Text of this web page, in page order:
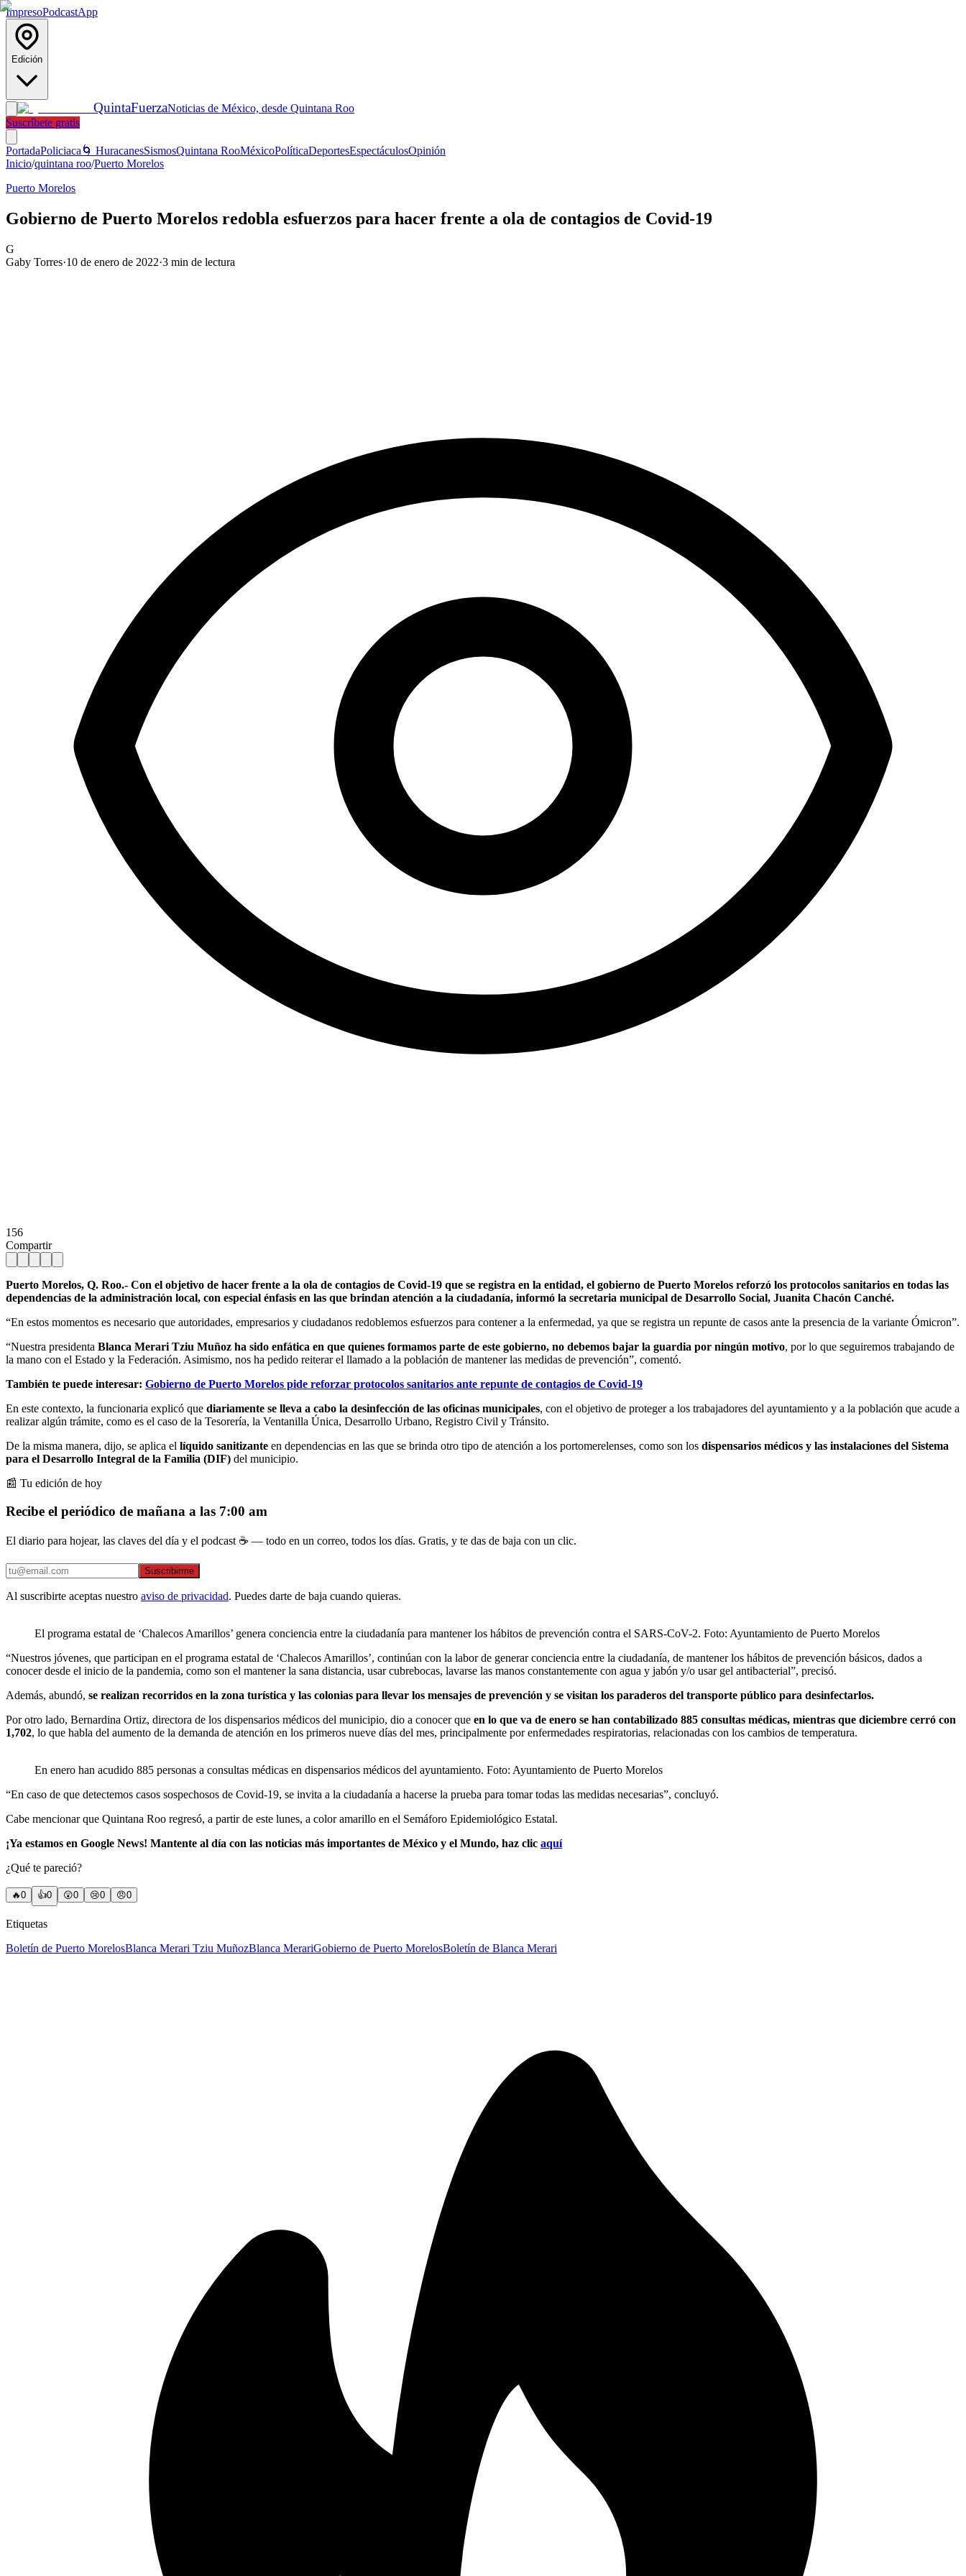
ImpresoPodcastApp
Edición
QuintaFuerzaNoticias de México, desde Quintana Roo
Suscríbete gratis
PortadaPoliciaca 🌀 HuracanesSismosQuintana RooMéxicoPolíticaDeportesEspectáculosOpinión
Inicio/quintana roo/Puerto Morelos
Puerto Morelos
Gobierno de Puerto Morelos redobla esfuerzos para hacer frente a ola de contagios de Covid-19
G
Gaby Torres·10 de enero de 2022·3 min de lectura
156
Compartir
Puerto Morelos, Q. Roo.- Con el objetivo de hacer frente a la ola de contagios de Covid-19 que se registra en la entidad, el gobierno de Puerto Morelos reforzó los protocolos sanitarios en todas las
dependencias de la administración local, con especial énfasis en las que brindan atención a la ciudadanía, informó la secretaria municipal de Desarrollo Social, Juanita Chacón Canché.
“En estos momentos es necesario que autoridades, empresarios y ciudadanos redoblemos esfuerzos para contener a la enfermedad, ya que se registra un repunte de casos ante la presencia de la variante Ómicron”.
“Nuestra presidenta Blanca Merari Tziu Muñoz ha sido enfática en que quienes formamos parte de este gobierno, no debemos bajar la guardia por ningún motivo, por lo que seguiremos trabajando de
la mano con el Estado y la Federación. Asimismo, nos ha pedido reiterar el llamado a la población de mantener las medidas de prevención”, comentó.
También te puede interesar: Gobierno de Puerto Morelos pide reforzar protocolos sanitarios ante repunte de contagios de Covid-19
En este contexto, la funcionaria explicó que diariamente se lleva a cabo la desinfección de las oficinas municipales, con el objetivo de proteger a los trabajadores del ayuntamiento y a la población que acude a
realizar algún trámite, como es el caso de la Tesorería, la Ventanilla Única, Desarrollo Urbano, Registro Civil y Tránsito.
De la misma manera, dijo, se aplica el líquido sanitizante en dependencias en las que se brinda otro tipo de atención a los portomerelenses, como son los dispensarios médicos y las instalaciones del Sistema
para el Desarrollo Integral de la Familia (DIF) del municipio.
📰 Tu edición de hoy
Recibe el periódico de mañana a las 7:00 am
El diario para hojear, las claves del día y el podcast ☕ — todo en un correo, todos los días. Gratis, y te das de baja con un clic.
Suscribirme
Al suscribirte aceptas nuestro aviso de privacidad. Puedes darte de baja cuando quieras.
El programa estatal de ‘Chalecos Amarillos’ genera conciencia entre la ciudadanía para mantener los hábitos de prevención contra el SARS-CoV-2. Foto: Ayuntamiento de Puerto Morelos
“Nuestros jóvenes, que participan en el programa estatal de ‘Chalecos Amarillos’, continúan con la labor de generar conciencia entre la ciudadanía, de mantener los hábitos de prevención básicos, dados a
conocer desde el inicio de la pandemia, como son el mantener la sana distancia, usar cubrebocas, lavarse las manos constantemente con agua y jabón y/o usar gel antibacterial”, precisó.
Además, abundó, se realizan recorridos en la zona turística y las colonias para llevar los mensajes de prevención y se visitan los paraderos del transporte público para desinfectarlos.
Por otro lado, Bernardina Ortiz, directora de los dispensarios médicos del municipio, dio a conocer que en lo que va de enero se han contabilizado 885 consultas médicas, mientras que diciembre cerró con
1,702, lo que habla del aumento de la demanda de atención en los primeros nueve días del mes, principalmente por enfermedades respiratorias, relacionadas con los cambios de temperatura.
En enero han acudido 885 personas a consultas médicas en dispensarios médicos del ayuntamiento. Foto: Ayuntamiento de Puerto Morelos
“En caso de que detectemos casos sospechosos de Covid-19, se invita a la ciudadanía a hacerse la prueba para tomar todas las medidas necesarias”, concluyó.
Cabe mencionar que Quintana Roo regresó, a partir de este lunes, a color amarillo en el Semáforo Epidemiológico Estatal.
¡Ya estamos en Google News! Mantente al día con las noticias más importantes de México y el Mundo, haz clic aquí
¿Qué te pareció?
🔥0 👍0 😲0 😢0 😠0
Etiquetas
Boletín de Puerto MorelosBlanca Merari Tziu MuñozBlanca MerariGobierno de Puerto MorelosBoletín de Blanca Merari